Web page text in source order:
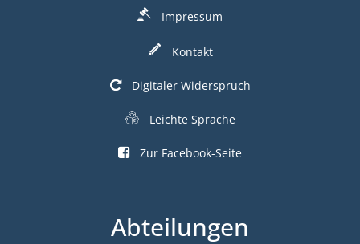
Impressum
Kontakt
Digitaler Widerspruch
Leichte Sprache
Zur Facebook-Seite
Abteilungen